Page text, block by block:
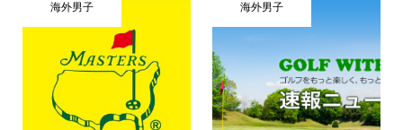
海外男子 海外男子